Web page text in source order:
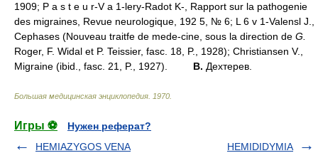
1909; P a s t e u r-V a 1-lery-Radot K-, Rapport sur la pathogenie
des migraines, Revue neurologique, 192 5, № 6; L 6 v 1-Valensl J.,
Cephases (Nouveau traitfe de mede-cine, sous la direction de G.
Roger, F. Widal et P. Teissier, fasc. 18, P., 1928); Christiansen V.,
Migraine (ibid., fasc. 21, P., 1927).
В. Дехтерев.
Большая медицинская энциклопедия 1970
Игры ⚽
Нужен реферат?
HEMIAZYGOS VENA
HEMIDIDYMIA